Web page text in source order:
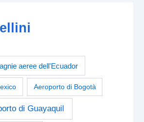
aeree dell'Ecuador
Aeroporto di Bogotà
di Guayaquil